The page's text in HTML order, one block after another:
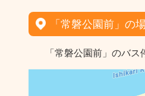
「常磐公園前」の
「常磐公園前」のバ